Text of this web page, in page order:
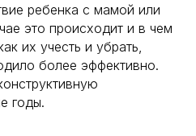
ребенка с мамой или
это происходит и в чем
их учесть и убрать,
более эффективно.
годы.